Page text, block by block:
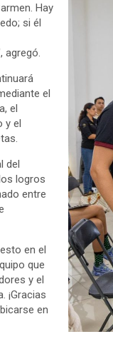
Hay
si él
agregó.
el
el
y el
del
logros
entre
en el
que
y el
¡Gracias
en